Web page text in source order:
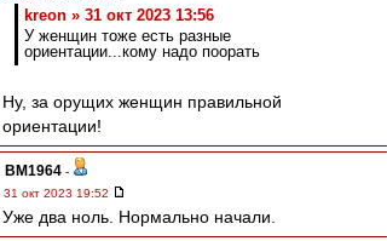
kreon » 31 окт 2023 13:56
У женщин тоже есть разные
ориентации...кому надо поорать
Ну, за орущих женщин правильной
ориентации!
BM1964 -
31 окт 2023 19:52
Уже два ноль. Нормально начали.